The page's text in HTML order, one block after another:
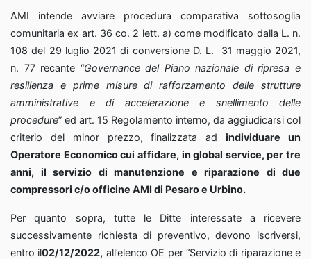
AMI intende avviare procedura comparativa sottosoglia
comunitaria ex art. 36 co. 2 lett. a) come modificato dalla L. n.
108 del 29 luglio 2021 di conversione D. L. 31 maggio 2021,
n. 77 recante “Governance del Piano nazionale di ripresa e
resilienza e prime misure di rafforzamento delle strutture
amministrative e di accelerazione e snellimento delle
procedure” ed art. 15 Regolamento interno, da aggiudicarsi col
criterio del minor prezzo, finalizzata adindividuare un
Operatore Economico cui affidare, in global service, per tre
anni, il servizio di manutenzione e riparazione di due
compressori c/o officine AMI di Pesaro e Urbino.
Per quanto sopra, tutte le Ditte interessate a ricevere
successivamente richiesta di preventivo, devono iscriversi,
entro il02/12/2022, all’elenco OE per “Servizio di riparazione e